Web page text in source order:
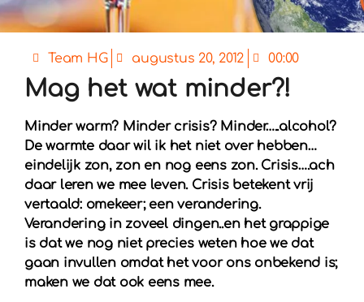
Team HG augustus 20, 2012 00:00
Mag het wat minder?!
Minder warm? Minder crisis? Minder…..alcohol?
De warmte daar wil ik het niet over hebben…
eindelijk zon, zon en nog eens zon. Crisis….ach
daar leren we mee leven. Crisis betekent vrij
vertaald: omekeer; een verandering.
Verandering in zoveel dingen..en het grappige
is dat we nog niet precies weten hoe we dat
gaan invullen omdat het voor ons onbekend is;
maken we dat ook eens mee.